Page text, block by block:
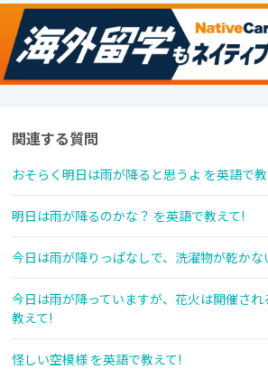
関連する質問
おそらく明日は雨が降ると思うよ を英語で
明日は雨が降るのかな？ を英語で教えて!
今日は雨が降りっぱなしで、洗濯物が乾かな
今日は雨が降っていますが、花火は開催さ
教えて!
怪しい空模様 を英語で教えて!